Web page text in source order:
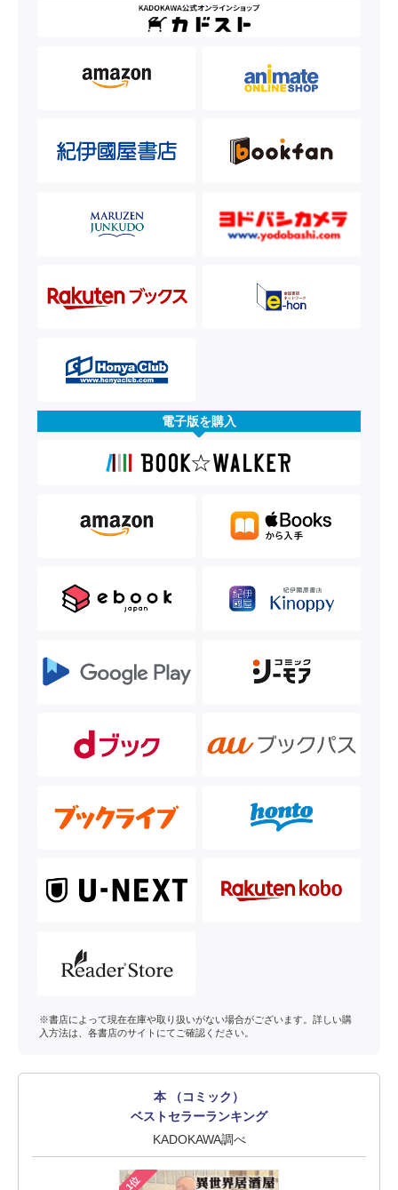
電子版を購入
※書店によって現在在庫や取り扱いがない場合がございます。詳しい購
入方法は、各書店のサイトにてご確認ください。
本 （コミック）
ベストセラーランキング
KADOKAWA調べ
1位